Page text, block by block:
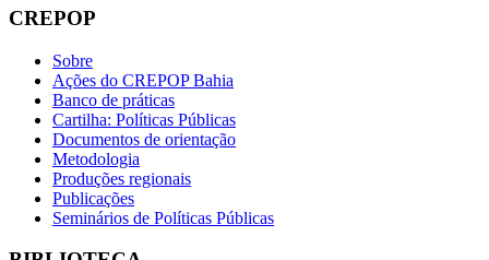
CREPOP
Sobre
Ações do CREPOP Bahia
Banco de práticas
Cartilha: Políticas Públicas
Documentos de orientação
Metodologia
Produções regionais
Publicações
Seminários de Políticas Públicas